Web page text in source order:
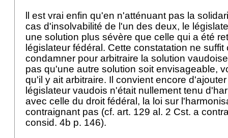
ll est vrai enfin qu'en n'atténuant pas la
cas d'insolvabilité de l'un des deux, le
une solution plus sévère que celle qui a été
législateur fédéral. Cette constatation ne
condamner pour arbitraire la solution
pas qu'une autre solution soit envisageable,
qu'il y ait arbitraire. Il convient encore
législateur vaudois n'était nullement tenu
avec celle du droit fédéral, la loi sur
contraignant pas (cf. art. 129 al. 2 Cst. a
consid. 4b p. 146).